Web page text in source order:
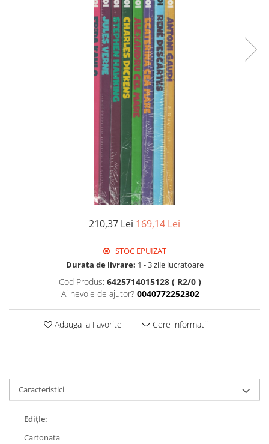
210,37 Lei 169,14 Lei
STOC EPUIZAT
Durata de livrare: 1 - 3 zile lucratoare
Cod Produs: 6425714015128 ( R2/0 )
Ai nevoie de ajutor? 0040772252302
Adauga la Favorite Cere informatii
Caracteristici
EdițIe:
Cartonata